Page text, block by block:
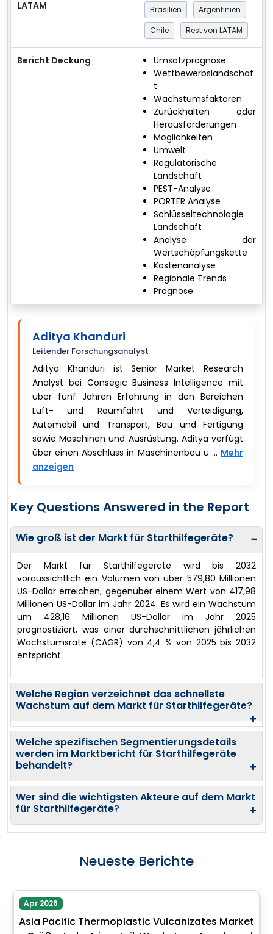
LATAM Brasilien
Argentinien
Chile
Rest von LATAM
Bericht Deckung
Umsatzprognose
Wettbewerbslandschaf
t
Wachstumsfaktoren
Zurückhalten oder
Herausforderungen
Möglichkeiten
Umwelt
Regulatorische
Landschaft
PEST-Analyse
PORTER Analyse
Schlüsseltechnologie
Landschaft
Analyse der
Wertschöpfungskette
Kostenanalyse
Regionale Trends
Prognose
Aditya Khanduri
Leitender Forschungsanalyst
Aditya Khanduri ist Senior Market Research
Analyst bei Consegic Business Intelligence mit
über fünf Jahren Erfahrung in den Bereichen
Luft- und Raumfahrt und Verteidigung,
Automobil und Transport, Bau und Fertigung
sowie Maschinen und Ausrüstung. Aditya verfügt
über einen Abschluss in Maschinenbau u ... Mehr
anzeigen
Key Questions Answered in the Report
Wie groß ist der Markt für Starthilfegeräte? −
Der Markt für Starthilfegeräte wird bis 2032
voraussichtlich ein Volumen von über 579,80 Millionen
US-Dollar erreichen, gegenüber einem Wert von 417,98
Millionen US-Dollar im Jahr 2024. Es wird ein Wachstum
um 428,16 Millionen US-Dollar im Jahr 2025
prognostiziert, was einer durchschnittlichen jährlichen
Wachstumsrate (CAGR) von 4,4 % von 2025 bis 2032
entspricht.
Welche Region verzeichnet das schnellste
Wachstum auf dem Markt für Starthilfegeräte?
+
Welche spezifischen Segmentierungsdetails
werden im Marktbericht für Starthilfegeräte
behandelt?
+
Wer sind die wichtigsten Akteure auf dem Markt
für Starthilfegeräte?
+
Neueste Berichte
Apr 2026
Asia Pacific Thermoplastic Vulcanizates Market